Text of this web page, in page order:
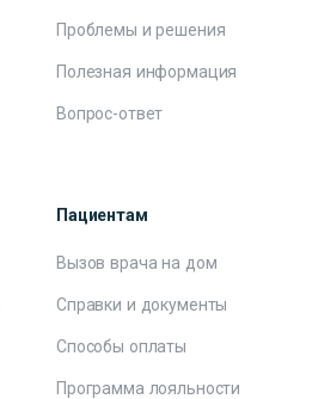
Проблемы и решения
Полезная информация
Вопрос-ответ
Пациентам
Вызов врача на дом
Справки и документы
Способы оплаты
Программа лояльности